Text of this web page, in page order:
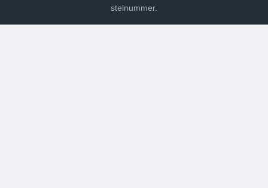
stelnummer.